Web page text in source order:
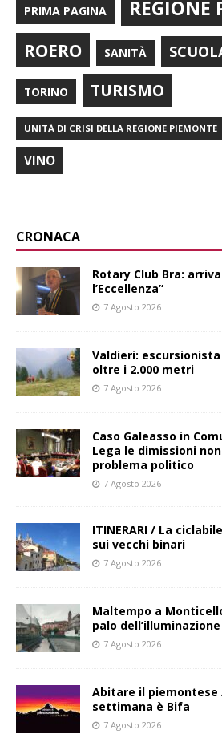
PRIMA PAGINA REGIONE
ROERO SANITÀ
TORINO TURISMO
UNITÀ DI CRISI DELLA REGIONE PIEMONTE
VINO
CRONACA
Rotary Club Bra:
l’Eccellenza”
7 Agosto 2026
Valdieri:
oltre i 2.000 metri
7 Agosto 2026
Caso Galeasso in
Lega le dimissioni
problema politico
7 Agosto 2026
ITINERARI / La
sui vecchi binari
7 Agosto 2026
Maltempo a
palo
7 Agosto 2026
Abitare il piemontese
settimana è Bifa
7 Agosto 2026